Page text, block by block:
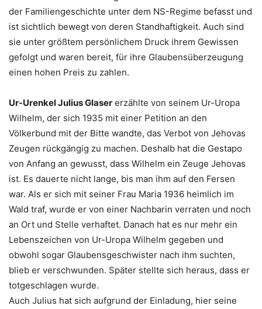
der Familiengeschichte unter dem NS-Regime befasst und
ist sichtlich bewegt von deren Standhaftigkeit. Auch sind
sie unter größtem persönlichem Druck ihrem Gewissen
gefolgt und waren bereit, für ihre Glaubensüberzeugung
einen hohen Preis zu zahlen.
Ur-Urenkel Julius Glaser erzählte von seinem Ur-Uropa
Wilhelm, der sich 1935 mit einer Petition an den
Völkerbund mit der Bitte wandte, das Verbot von Jehovas
Zeugen rückgängig zu machen. Deshalb hat die Gestapo
von Anfang an gewusst, dass Wilhelm ein Zeuge Jehovas
ist. Es dauerte nicht lange, bis man ihm auf den Fersen
war. Als er sich mit seiner Frau Maria 1936 heimlich im
Wald traf, wurde er von einer Nachbarin verraten und noch
an Ort und Stelle verhaftet. Danach hat es nur mehr ein
Lebenszeichen von Ur-Uropa Wilhelm gegeben und
obwohl sogar Glaubensgeschwister nach ihm suchten,
blieb er verschwunden. Später stellte sich heraus, dass er
totgeschlagen wurde.
Auch Julius hat sich aufgrund der Einladung, hier seine